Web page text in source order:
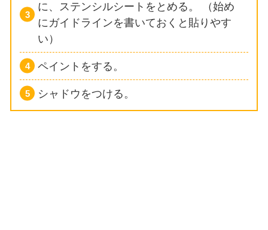
に、ステンシルシートをとめる。
（始め
にガイドラインを書いておくと貼りやす
い）
ペイントをする。
シャドウをつける。